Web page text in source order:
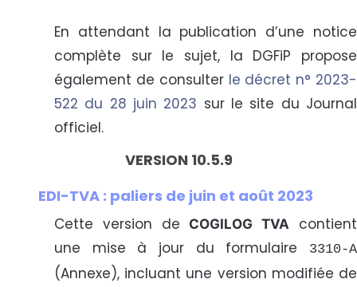
En attendant la publication d’une notice
complète sur le sujet, la DGFiP propose
également de consulter le décret n° 2023-
522 du 28 juin 2023 sur le site du Journal
officiel.
VERSION 10.5.9
EDI-TVA : paliers de juin et août 2023
Cette version de COGILOG TVA
contient
une mise à jour du formulaire
3310-A
(Annexe), incluant une version modifiée de